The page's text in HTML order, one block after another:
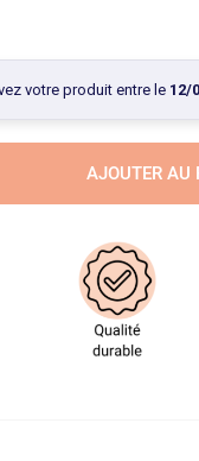
votre produit entre le 12/
AJOUTER AU